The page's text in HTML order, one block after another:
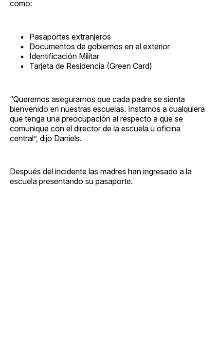
como:
Pasaportes extranjeros
Documentos de gobiernos en el exterior
Identificación Militar
Tarjeta de Residencia (Green Card)
“Queremos asegurarnos que cada padre se sienta
bienvenido en nuestras escuelas. Instamos a cualquiera
que tenga una preocupación al respecto a que se
comunique con el director de la escuela u oficina
central”, dijo Daniels.
Después del incidente las madres han ingresado a la
escuela presentando su pasaporte.